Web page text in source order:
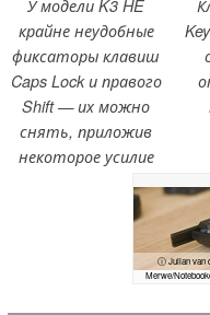
У модели K3 HE
крайне неудобные
фиксаторы клавиш
Caps Lock и правого
Shift — их можно
снять, приложив
некоторое усилие
ⓘ Julian van
Merwe/